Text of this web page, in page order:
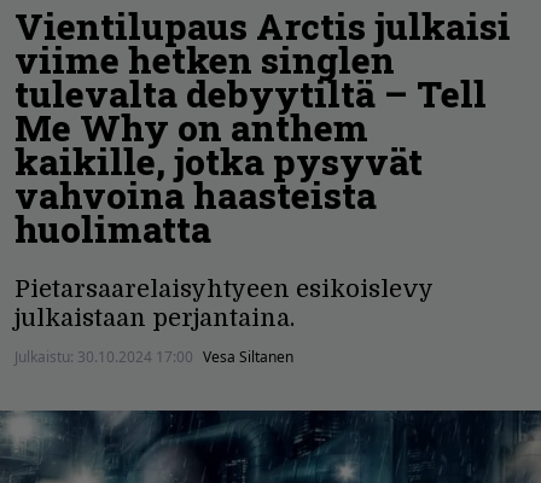
Vientilupaus Arctis julkaisi
viime hetken singlen
tulevalta debyytiltä – Tell
Me Why on anthem
kaikille, jotka pysyvät
vahvoina haasteista
huolimatta
Pietarsaarelaisyhtyeen esikoislevy
julkaistaan perjantaina.
Julkaistu: 30.10.2024 17:00 Vesa Siltanen